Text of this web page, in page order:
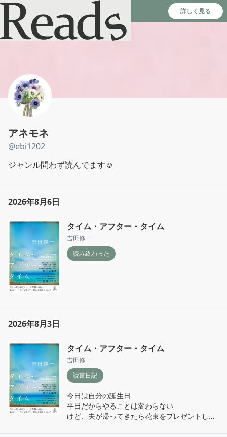
Reads - 読書のSNS＆記録アプリ 詳しく見る
アネモネ
@ebi1202
ジャンル問わず読んでます☺︎
2026年8月6日
タイム・アフター・タイム
吉田修一
読み終わった
2026年8月3日
タイム・アフター・タイム
吉田修一
読書日記
今日は自分の誕生日
平日だからやることは変わらない
けど、夫が帰ってきたら花束をプレゼントして